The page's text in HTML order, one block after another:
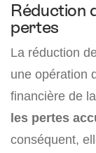
Réduction
pertes
La réduction
une opération
financière de
les pertes
conséquent,